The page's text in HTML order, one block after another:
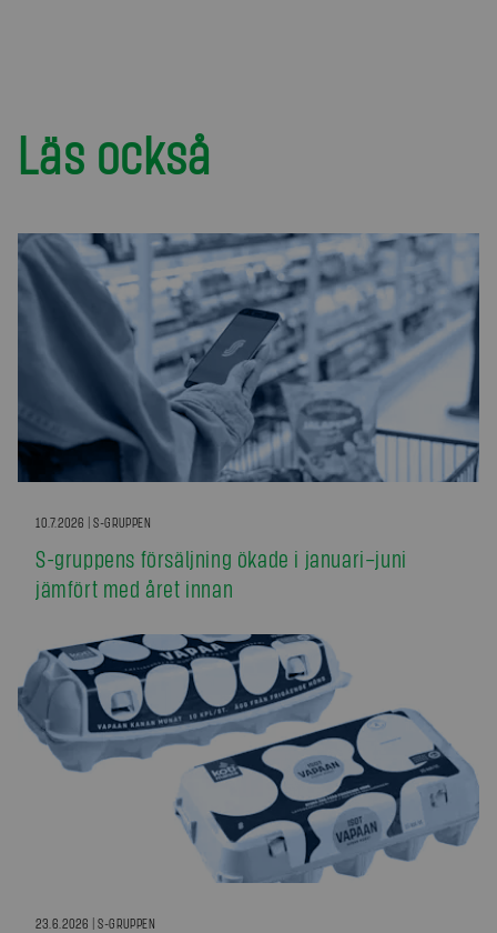
Läs också
10.7.2026 | S-GRUPPEN
S-gruppens försäljning ökade i januari–juni
jämfört med året innan
23.6.2026 | S-GRUPPEN